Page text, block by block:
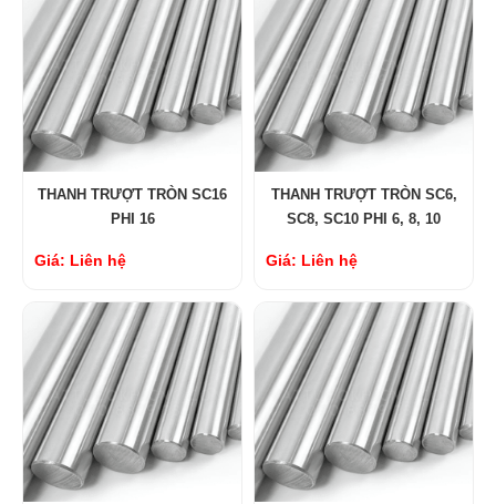
THANH TRƯỢT TRÒN SC16
PHI 16
Giá: Liên hệ
THANH TRƯỢT TRÒN SC6,
SC8, SC10 PHI 6, 8, 10
Giá: Liên hệ